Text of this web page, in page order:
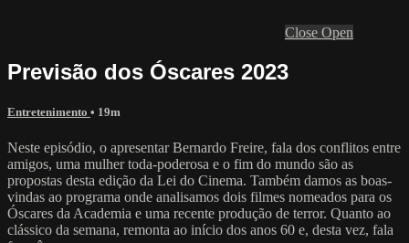
Close Open
Previsão dos Óscares 2023
Entretenimento • 19m
Neste episódio, o apresentar Bernardo Freire, fala dos conflitos entre
amigos, uma mulher toda-poderosa e o fim do mundo são as
propostas desta edição da Lei do Cinema. Também damos as boas-
vindas ao programa onde analisamos dois filmes nomeados para os
Óscares da Academia e uma recente produção de terror. Quanto ao
clássico da semana, remonta ao início dos anos 60 e, desta vez, fala